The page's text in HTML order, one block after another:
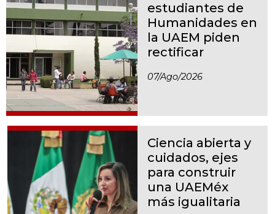
estudiantes de
Humanidades en
la UAEM piden
rectificar
07/ago/2026
Ciencia abierta y
cuidados, ejes
para construir
una UAEMéx
más igualitaria